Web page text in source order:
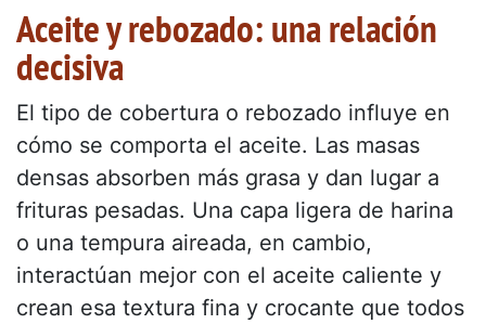
Aceite y rebozado: una relación
decisiva
El tipo de cobertura o rebozado influye en
cómo se comporta el aceite. Las masas
densas absorben más grasa y dan lugar a
frituras pesadas. Una capa ligera de harina
o una tempura aireada, en cambio,
interactúan mejor con el aceite caliente y
crean esa textura fina y crocante que todos